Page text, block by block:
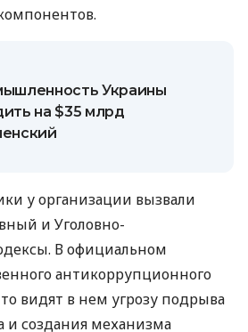
Украины
на $35 млрд
у организации вызвали
и Уголовно-
В официальном
антикоррупционного
видят в нем угрозу подрыва
и создания механизма